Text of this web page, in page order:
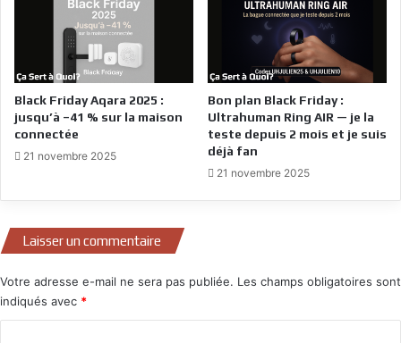
Black Friday Aqara 2025 :
jusqu’à –41 % sur la maison
connectée
21 novembre 2025
Bon plan Black Friday :
Ultrahuman Ring AIR — je la
teste depuis 2 mois et je suis
déjà fan
21 novembre 2025
Laisser un commentaire
Votre adresse e-mail ne sera pas publiée. Les champs obligatoires sont
indiqués avec *